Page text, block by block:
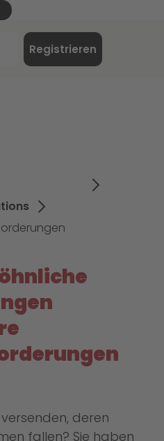
Zur Starteite
Registrieren
deren
fallen? Sie haben